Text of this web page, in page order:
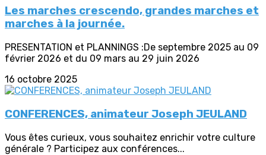
Les marches crescendo, grandes marches et
marches à la journée.
PRESENTATION et PLANNINGS :De septembre 2025 au 09
février 2026 et du 09 mars au 29 juin 2026
16 octobre 2025
CONFERENCES, animateur Joseph JEULAND
Vous êtes curieux, vous souhaitez enrichir votre culture
générale ? Participez aux conférences...